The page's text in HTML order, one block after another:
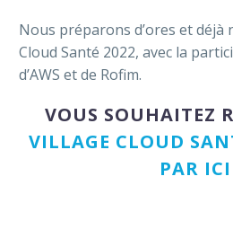
Nous préparons d’ores et
Cloud Santé 2022, avec la
d’AWS et de Rofim.
VOUS SOUHAITEZ
VILLAGE CLOUD
PAR